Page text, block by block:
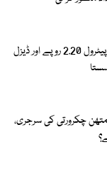
اوگرا کی سفارش پر پیٹرول 2.20 روپے اور ڈیزل
متھن چکرورتی کی سرجری،